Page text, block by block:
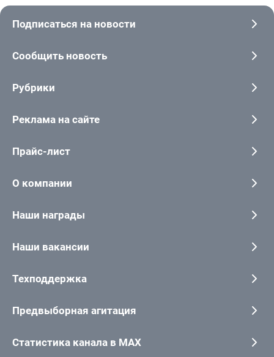
Подписаться на новости
Сообщить новость
Рубрики
Реклама на сайте
Прайс-лист
О компании
Наши награды
Наши вакансии
Техподдержка
Предвыборная агитация
Статистика канала в MAX